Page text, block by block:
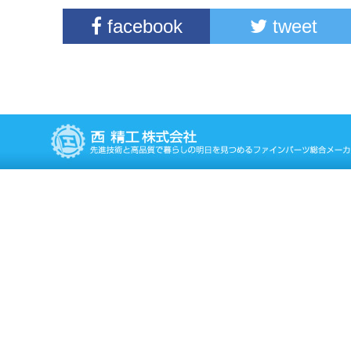
facebook tweet